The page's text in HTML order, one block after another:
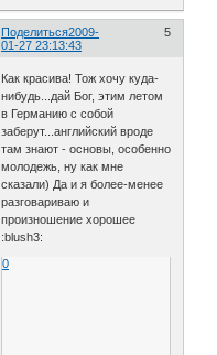
Поделиться 5
2009-
01-27 23:13:43
Как красива! Тож хочу куда-
нибудь...дай Бог, этим летом
в Германию с собой
заберут...английский вроде
там знают - основы, особенно
молодежь, ну как мне
сказали) Да и я более-менее
разговариваю и
произношение хорошее
:blush3:
0